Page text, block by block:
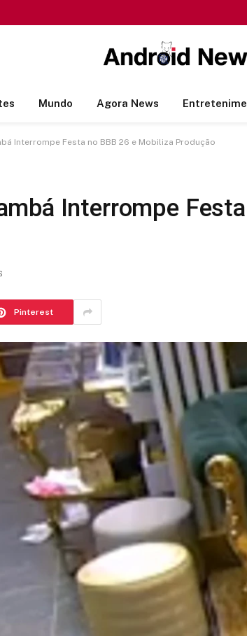
Mundo Agora News
Interrompe Festa no BBB 26 e Mobiliza Produção
Interrompe
Pinterest